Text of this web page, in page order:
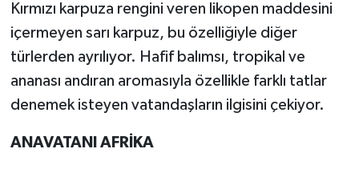
Kırmızı karpuza rengini veren likopen maddesini
içermeyen sarı karpuz, bu özelliğiyle diğer
türlerden ayrılıyor. Hafif balımsı, tropikal ve
ananası andıran aromasıyla özellikle farklı tatlar
denemek isteyen vatandaşların ilgisini çekiyor.
ANAVATANI AFRİKA